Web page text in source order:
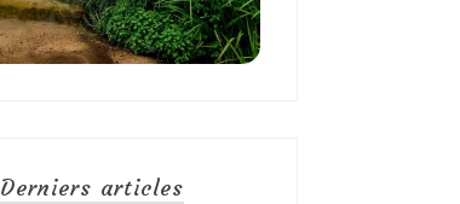
Derniers articles